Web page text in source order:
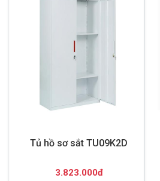
Tủ hồ sơ sắt TU09K2D
3.823.000đ